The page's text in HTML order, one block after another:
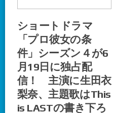
ショートドラマ
「プロ彼女の条
件」シーズン４が6
月19日に独占配
信！ 主演に生田衣
梨奈、主題歌はThis
is LASTの書き下ろ